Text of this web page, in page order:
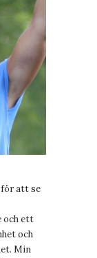
för att se
och ett
och
Min